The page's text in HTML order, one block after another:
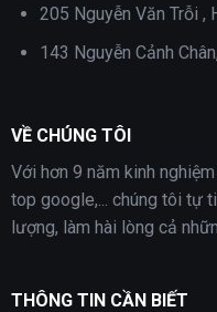
205 Nguyễn Văn Trỗi ,
143 Nguyễn Cảnh
VỀ CHÚNG TÔI
Với hơn 9 năm kinh
top google,... chúng tôi tự
lượng, làm hài lòng cả
THÔNG TIN CẦN BIẾT